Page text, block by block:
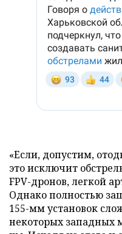
«Если, допустим,
это исключит
FPV-дронов, легкой
Однако полностью
155-мм установок
некоторых западных